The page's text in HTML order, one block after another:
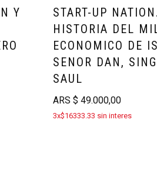
Y
START-UP
HISTORIA DEL
ECONOMICO DE
SENOR DAN,
SAUL
ARS$ 49.000,00
3x$16333.33 sin interes